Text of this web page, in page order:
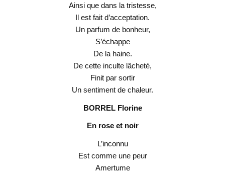
Ainsi que dans la tristesse,
Il est fait d’acceptation.
Un parfum de bonheur,
S’échappe
De la haine.
De cette inculte lâcheté,
Finit par sortir
Un sentiment de chaleur.
BORREL Florine
En rose et noir
L’inconnu
Est comme une peur
Amertume